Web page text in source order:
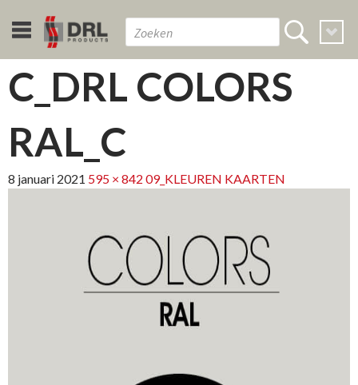
C_DRL COLORS
RAL_C
8 januari 2021 595 × 842 09_KLEUREN KAARTEN